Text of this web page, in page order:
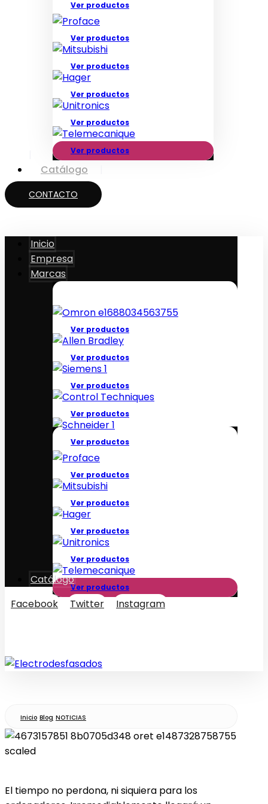
Ver productos
Ver productos
Ver productos
Ver productos
Ver productos
Ver productos
Catálogo
CONTACTO
Inicio
Empresa
Marcas
Ver productos
Ver productos
Ver productos
Ver productos
Ver productos
Ver productos
Ver productos
Ver productos
Ver productos
Ver productos
Catálogo
Facebook
Twitter
Instagram
Inicio Blog NOTICIAS
El tiempo no perdona, ni siquiera para los